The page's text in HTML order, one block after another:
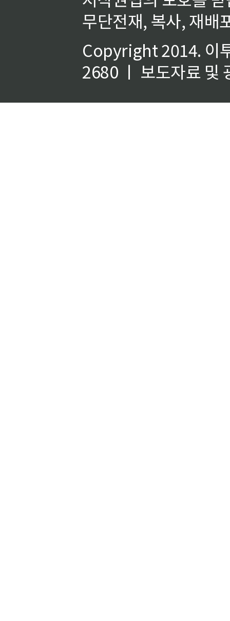
무단전재, 복사, 재배
Copyright 2014. 이
2680 ㅣ 보도자료